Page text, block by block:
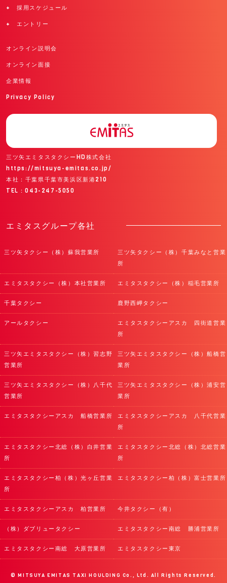
+ 採用スケジュール
+ エントリー
オンライン説明会
オンライン面接
企業情報
Privacy Policy
三ツ矢エミタスタクシーHD株式会社
https://mitsuya-emitas.co.jp/
本社：千葉県千葉市美浜区新港210
TEL：043-247-5050
エミタスグループ各社
三ツ矢タクシー（株）蘇我営業所
三ツ矢タクシー（株）千葉みなと営業
所
エミタスタクシー（株）本社営業所 エミタスタクシー（株）稲毛営業所
千葉タクシー 鹿野西岬タクシー
アールタクシー
エミタスタクシーアスカ 四街道営業
所
三ツ矢エミタスタクシー（株）習志野
営業所
三ツ矢エミタスタクシー（株）船橋営
業所
三ツ矢エミタスタクシー（株）八千代
営業所
三ツ矢エミタスタクシー（株）浦安営
業所
エミタスタクシーアスカ 船橋営業所
エミタスタクシーアスカ 八千代営業
所
エミタスタクシー北総（株）白井営業
所
エミタスタクシー北総（株）北総営業
所
エミタスタクシー柏（株）光ヶ丘営業
所
エミタスタクシー柏（株）富士営業所
エミタスタクシーアスカ 柏営業所 今井タクシー（有）
（株）ダブリュータクシー エミタスタクシー南総 勝浦営業所
エミタスタクシー南総 大原営業所 エミタスタクシー東京
©MITSUYA EMITAS TAXI HOULDING Co., Ltd. All Rights Reserved.